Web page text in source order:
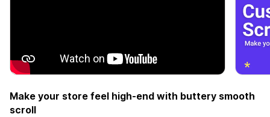
Make your store feel high-end with buttery smooth
scroll